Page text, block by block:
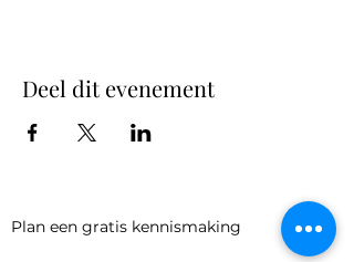
Deel dit evenement
Plan een gratis kennismaking